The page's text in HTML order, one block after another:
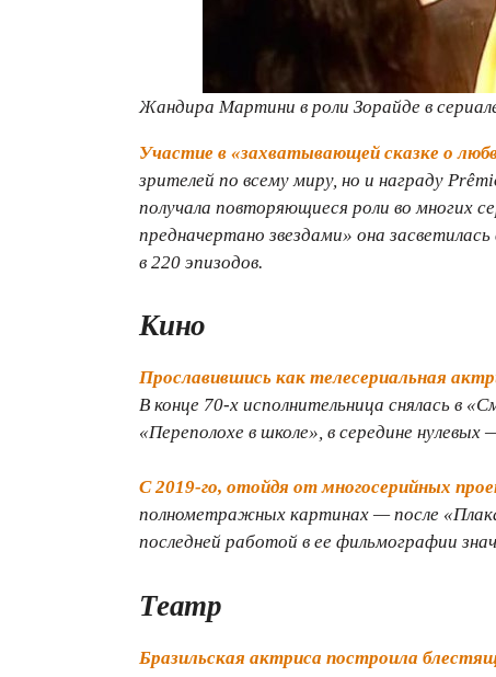
Жандира Мартини в роли Зорайде в
Участие в «захватывающей сказке о
зрителей по всему миру, но и награду
получала повторяющиеся роли во многих
предначертано звездами» она
в 220 эпизодов.
Кино
Прославившись как телесериальная
В конце 70-х исполнительница снялась в
«Переполохе в школе», в середине нулевых
С 2019-го, отойдя от многосерийных
полнометражных картинах — после
последней работой в ее фильмографии
Театр
Бразильская актриса построила